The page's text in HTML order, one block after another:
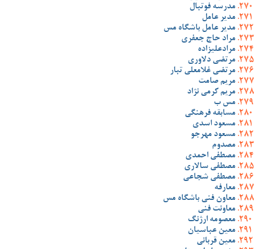
مدرسه فوتبال
مدیر عامل
مدیر عامل باشگاه مس
مراد حاج جعفری
مرادعلیزاده
مرتضی دلاوری
مرتضی غلامعلی تبار
مریم صامت
مریم کرمی نژاد
مس ب
مسابقه فرهنگی
مسعود اسدی
مسعود مهرجو
مصدوم
مصطفی احمدی
مصطفی سالاری
مصطفی شجاعی
معارفه
معاون فنی باشگاه مس
معاونت فنی
معصومه ارژنگ
معین عباسیان
معین قربانی